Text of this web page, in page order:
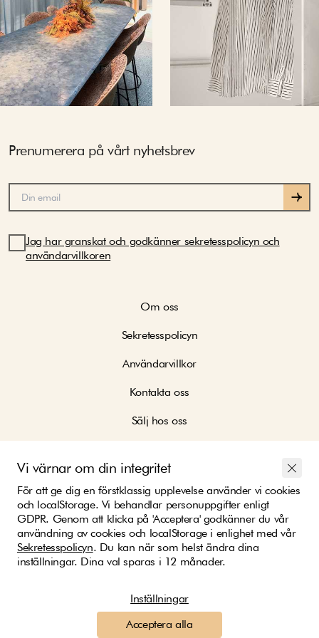
Vi värnar om din integritet
För att ge dig en förstklassig upplevelse använder vi cookies
och localStorage. Vi behandlar personuppgifter enligt
GDPR. Genom att klicka på 'Acceptera' godkänner du vår
användning av cookies och localStorage i enlighet med vår
Sekretesspolicyn. Du kan när som helst ändra dina
inställningar. Dina val sparas i 12 månader.
Inställningar
Acceptera alla
Prenumerera på vårt nyhetsbrev
Jag har granskat och godkänner sekretesspolicyn och
användarvillkoren
Om oss
Sekretesspolicyn
Användarvillkor
Kontakta oss
Sälj hos oss
Bli en del av vårt community
Vi skickar med:
Betalningsalternativ